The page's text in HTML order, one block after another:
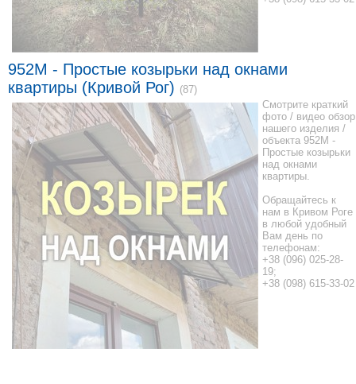
952М - Простые козырьки над окнами
квартиры (Кривой Рог) (87)
Смотрите краткий
фото / видео обзор
нашего изделия /
объекта 952М -
Простые козырьки
над окнами
квартиры.
Обращайтесь к
нам в Кривом Роге
в любой удобный
Вам день по
телефонам:
+38 (096) 025-28-
19;
+38 (098) 615-33-02